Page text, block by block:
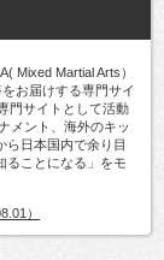
Mixed Martial Arts）
お届けする専門サイ
門サイトとして活動
メント、海外のキッ
ら日本国内で余り目
ることになる」をモ
）